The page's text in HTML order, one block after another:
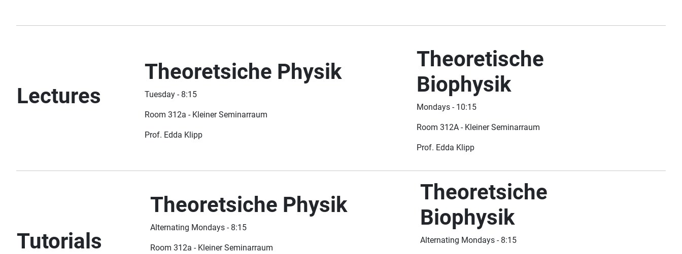
Lectures
Theoretsiche Physik
Tuesday - 8:15
Room 312a - Kleiner Seminarraum
Prof. Edda Klipp
Theoretische
Biophysik
Mondays - 10:15
Room 312A - Kleiner Seminarraum
Prof. Edda Klipp
Tutorials
Theoretsiche Physik
Alternating Mondays - 8:15
Room 312a - Kleiner Seminarraum
Theoretsiche
Biophysik
Alternating Mondays - 8:15